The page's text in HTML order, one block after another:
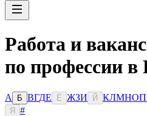
Работа и
по профессии в
А Б ВГДЕ Ё ЖЗИ Й КЛМНОП
Я
#